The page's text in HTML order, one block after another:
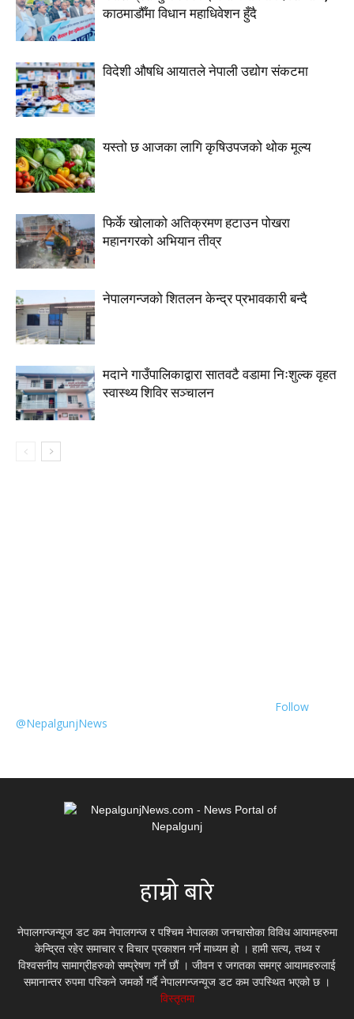
काठमाडौँमा विधान महाधिवेशन हुँदै
विदेशी औषधि आयातले नेपाली उद्योग संकटमा
यस्तो छ आजका लागि कृषिउपजको थोक मूल्य
फिर्के खोलाको अतिक्रमण हटाउन पोखरा
महानगरको अभियान तीव्र
नेपालगन्जको शितलन केन्द्र प्रभावकारी बन्दै
मदाने गाउँपालिकाद्वारा सातवटै वडामा निःशुल्क वृहत
स्वास्थ्य शिविर सञ्चालन
Follow
@NepalgunjNews
हाम्रो बारे
नेपालगन्जन्यूज डट कम नेपालगन्ज र पश्चिम नेपालका जनचासोका विविध आयामहरुमा
केन्द्रित रहेर समाचार र विचार प्रकाशन गर्ने माध्यम हो । हामी सत्य, तथ्य र
विश्वसनीय सामाग्रीहरुको सम्प्रेषण गर्ने छौं । जीवन र जगतका समग्र आयामहरुलाई
समानान्तर रुपमा पस्किने जमर्को गर्दै नेपालगन्जन्यूज डट कम उपस्थित भएको छ ।
विस्तृतमा